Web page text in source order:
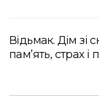
Відьмак. Дім зі
пам’ять, страх і